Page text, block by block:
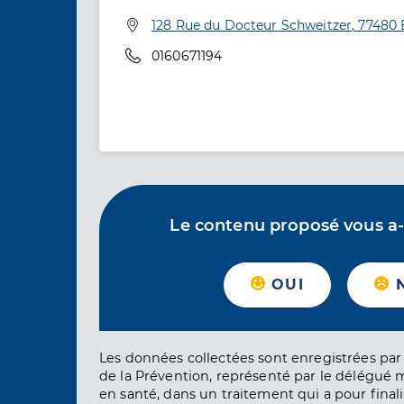
Adresse
128 Rue du Docteur Schweitzer, 77480
Téléphone
0160671194
Le contenu proposé vous
OUI
Les données collectées sont enregistrées
de la Prévention, représenté par le délégué
en santé, dans un traitement qui a pour